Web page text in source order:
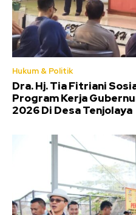
Hukum & Politik
Dra. Hj. Tia Fitriani
Program Kerja
2026 Di Desa Tenjolaya